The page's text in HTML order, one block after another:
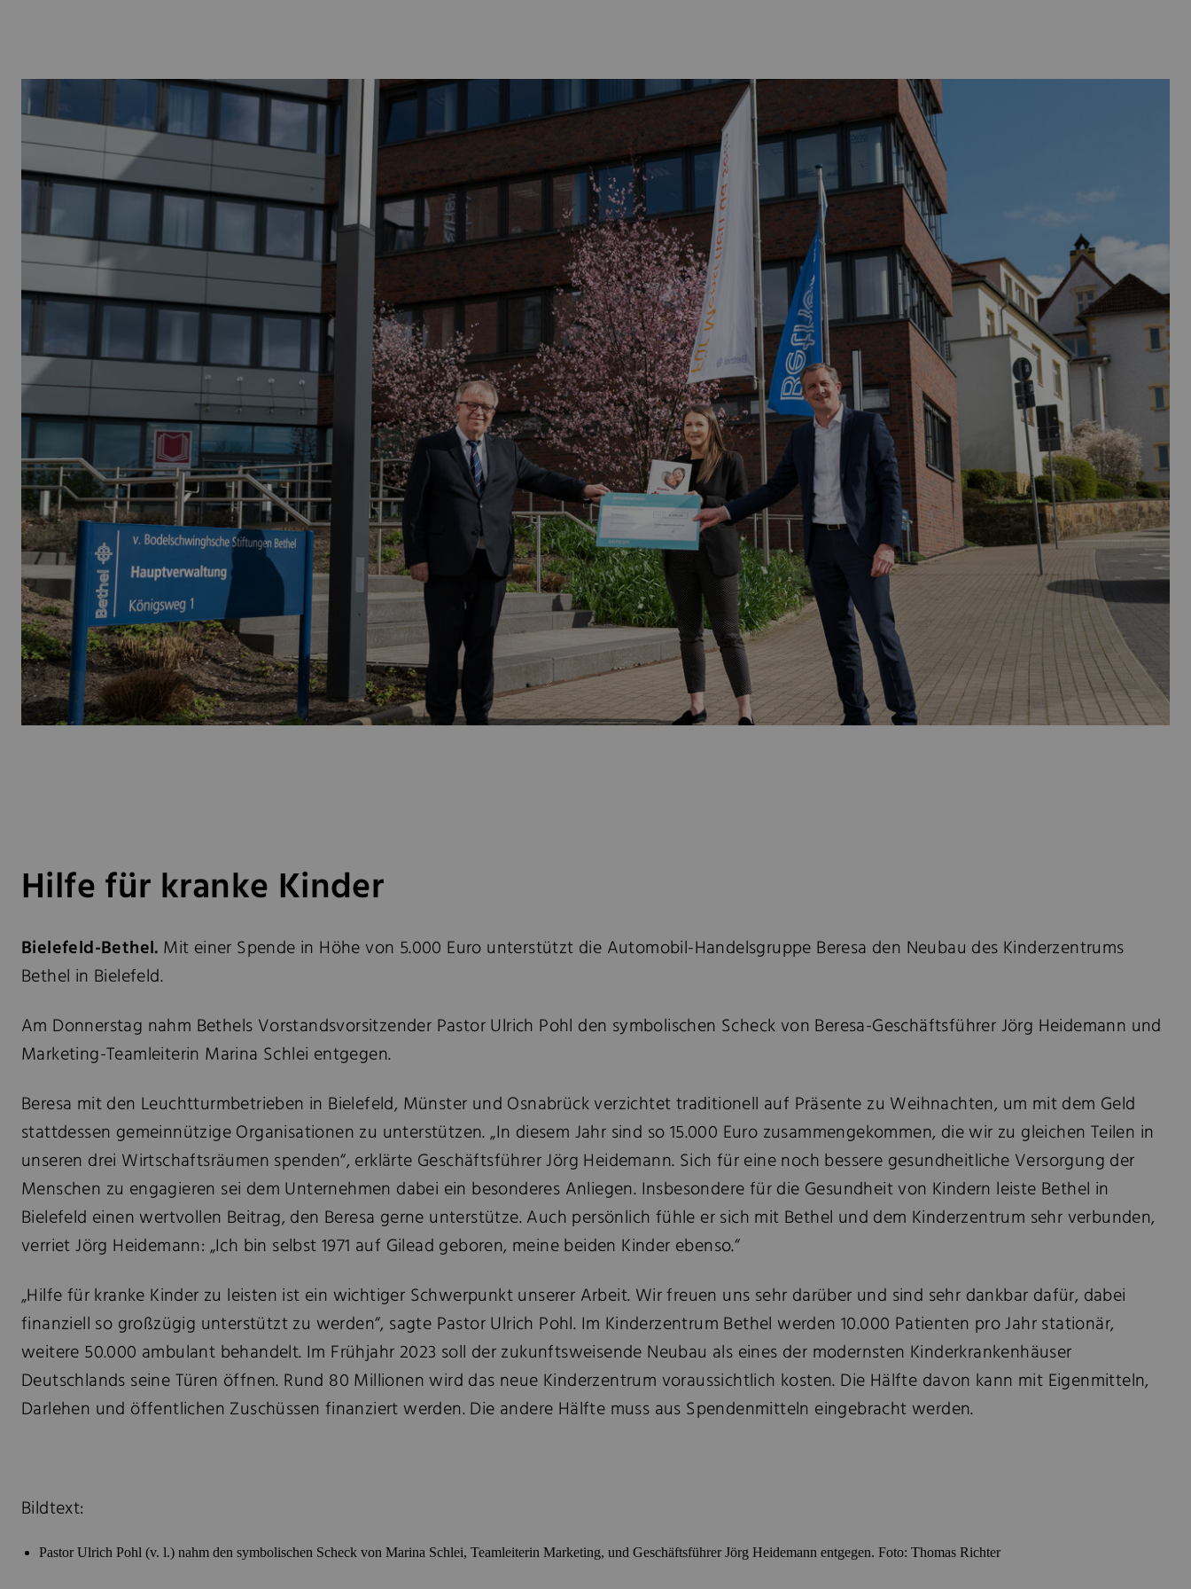
Hilfe für kranke Kinder
Bielefeld-Bethel. Mit einer Spende in Höhe von 5.000 Euro unterstützt die Automobil-Handelsgruppe Beresa den Neubau des Kinderzentrums
Bethel in Bielefeld.
Am Donnerstag nahm Bethels Vorstandsvorsitzender Pastor Ulrich Pohl den symbolischen Scheck von Beresa-Geschäftsführer Jörg Heidemann und
Marketing-Teamleiterin Marina Schlei entgegen.
Beresa mit den Leuchtturmbetrieben in Bielefeld, Münster und Osnabrück verzichtet traditionell auf Präsente zu Weihnachten, um mit dem Geld
stattdessen gemeinnützige Organisationen zu unterstützen. „In diesem Jahr sind so 15.000 Euro zusammengekommen, die wir zu gleichen Teilen in
unseren drei Wirtschaftsräumen spenden“, erklärte Geschäftsführer Jörg Heidemann. Sich für eine noch bessere gesundheitliche Versorgung der
Menschen zu engagieren sei dem Unternehmen dabei ein besonderes Anliegen. Insbesondere für die Gesundheit von Kindern leiste Bethel in
Bielefeld einen wertvollen Beitrag, den Beresa gerne unterstütze. Auch persönlich fühle er sich mit Bethel und dem Kinderzentrum sehr verbunden,
verriet Jörg Heidemann: „Ich bin selbst 1971 auf Gilead geboren, meine beiden Kinder ebenso.“
„Hilfe für kranke Kinder zu leisten ist ein wichtiger Schwerpunkt unserer Arbeit. Wir freuen uns sehr darüber und sind sehr dankbar dafür, dabei
finanziell so großzügig unterstützt zu werden“, sagte Pastor Ulrich Pohl. Im Kinderzentrum Bethel werden 10.000 Patienten pro Jahr stationär,
weitere 50.000 ambulant behandelt. Im Frühjahr 2023 soll der zukunftsweisende Neubau als eines der modernsten Kinderkrankenhäuser
Deutschlands seine Türen öffnen. Rund 80 Millionen wird das neue Kinderzentrum voraussichtlich kosten. Die Hälfte davon kann mit Eigenmitteln,
Darlehen und öffentlichen Zuschüssen finanziert werden. Die andere Hälfte muss aus Spendenmitteln eingebracht werden.
Bildtext:
Pastor Ulrich Pohl (v. l.) nahm den symbolischen Scheck von Marina Schlei, Teamleiterin Marketing, und Geschäftsführer Jörg Heidemann entgegen. Foto: Thomas Richter